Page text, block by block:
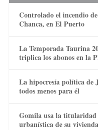
Controlado el incendio
Chanca, en El Puerto
La Temporada Taurina
triplica los abonos en la
La hipocresía política de
todos menos para él
Gomila usa la
urbanística de su